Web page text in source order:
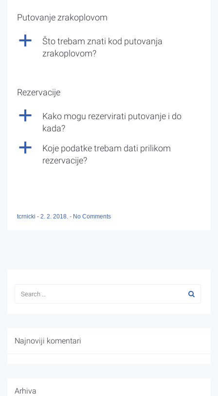
Putovanje zrakoplovom
a
Što trebam znati kod putovanja
zrakoplovom?
Rezervacije
a
Kako mogu rezervirati putovanje i do
kada?
a
Koje podatke trebam dati prilikom
rezervacije?
tcrnicki - 2. 2. 2018. - No Comments
Najnoviji komentari
Arhiva